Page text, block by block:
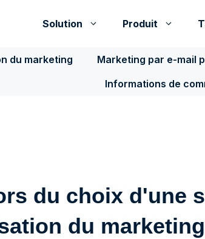
Solution Produit
du marketing Marketing par e-mail
Informations de
du choix d'une
du marketing